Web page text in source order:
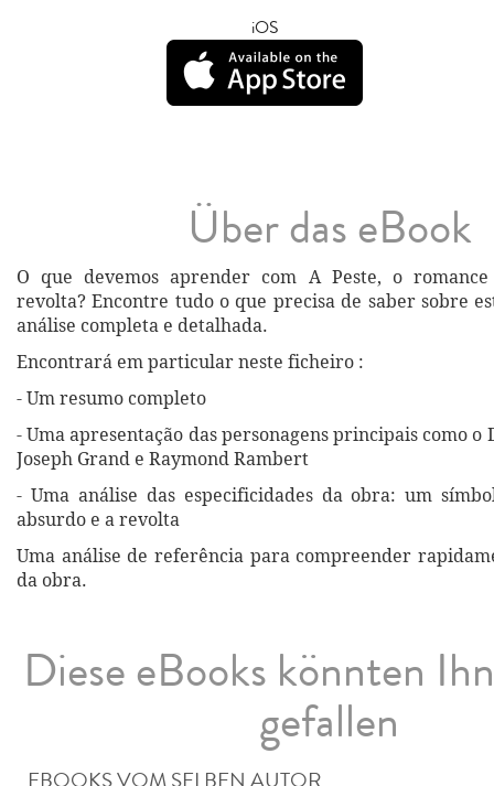
iOS
Über das eBook
O que devemos aprender com A Peste, o
revolta? Encontre tudo o que precisa de saber sobre
análise completa e detalhada.
Encontrará em particular neste ficheiro :
- Um resumo completo
- Uma apresentação das personagens principais como o
Joseph Grand e Raymond Rambert
- Uma análise das especificidades da obra: um
absurdo e a revolta
Uma análise de referência para compreender
da obra.
Diese eBooks könnten
gefallen
EBOOKS VOM SELBEN AUTOR